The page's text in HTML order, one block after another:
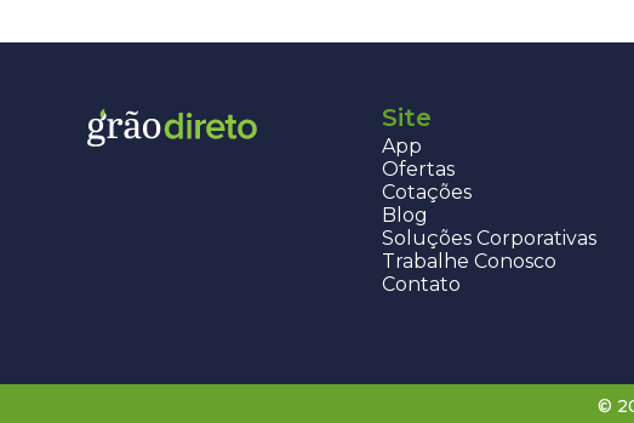
Site
App
Ofertas
Cotações
Blog
Soluções Corporativas
Trabalhe Conosco
Contato
©